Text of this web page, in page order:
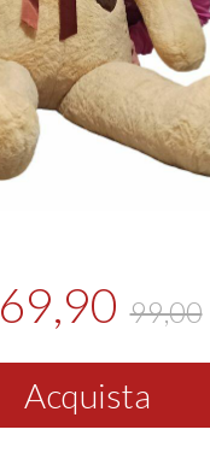
69,90 99,00
Acquista